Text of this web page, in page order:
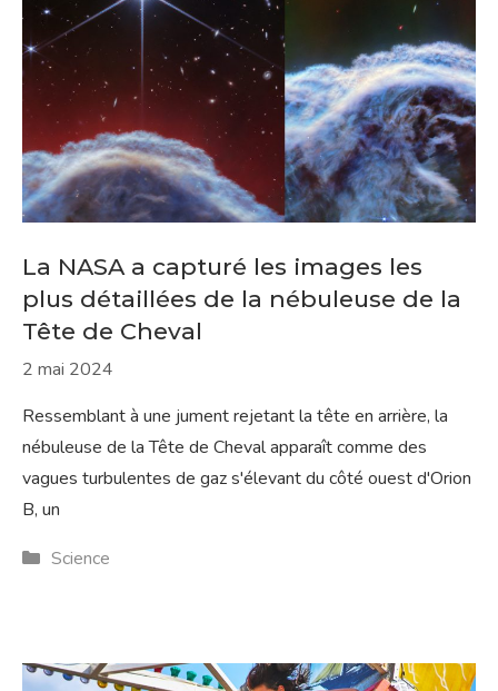
La NASA a capturé les images les
plus détaillées de la nébuleuse de la
Tête de Cheval
2 mai 2024
Ressemblant à une jument rejetant la tête en arrière, la
nébuleuse de la Tête de Cheval apparaît comme des
vagues turbulentes de gaz s'élevant du côté ouest d'Orion
B, un
Catégories
Science